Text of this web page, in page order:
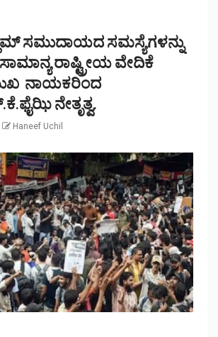
ಸಮುದಾಯದ ಸಮಸ್ಯೆಗಳನ್ನು
ರಾಷ್ಟ್ರೀಯ ವೇದಿಕೆ
ನಾಯಕರಿಂದ
ನೇತೃತ್ವ.
Haneef Uchil